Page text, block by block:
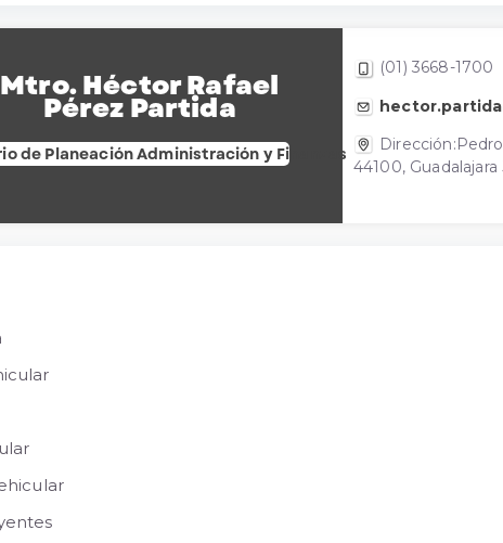
Mtro. Héctor Rafael
Pérez Partida
de Planeación Administración y Finanzas
(01) 3668-1700
44100, Guadalajara